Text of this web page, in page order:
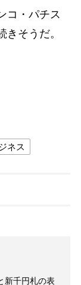
コ・パチス
そうだ。
ネス
新千円札の表